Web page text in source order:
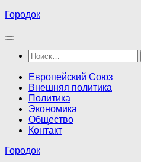
Перейти
содержимому
Городок
Найти:
Европейский Союз
Внешняя политика
Политика
Экономика
Общество
Контакт
Городок